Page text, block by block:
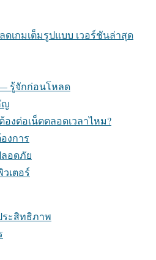
ดเกมเต็มรูปแบบ เวอร์ชันล่าสุด
— รู้จักก่อนโหลด
ญ
องต่อเน็ตตลอดเวลาไหม?
งการ
ลอดภัย
เตอร์
ะสิทธิภาพ